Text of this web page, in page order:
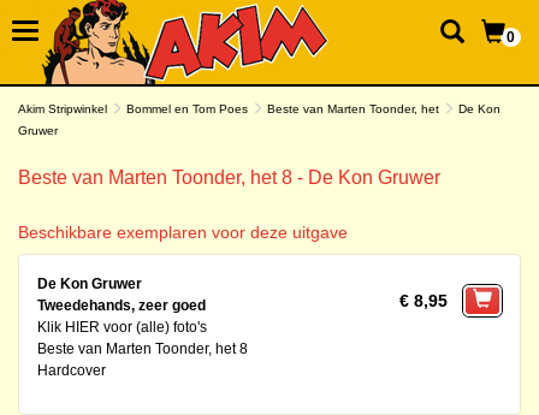
0
Akim Stripwinkel Bommel en Tom Poes Beste van Marten Toonder, het
De Kon
Gruwer
Beste van Marten Toonder, het 8 - De Kon Gruwer
Beschikbare exemplaren voor deze uitgave
De Kon Gruwer
Tweedehands, zeer goed
Klik HIER voor (alle) foto's
Beste van Marten Toonder, het 8
Hardcover
€ 8,95